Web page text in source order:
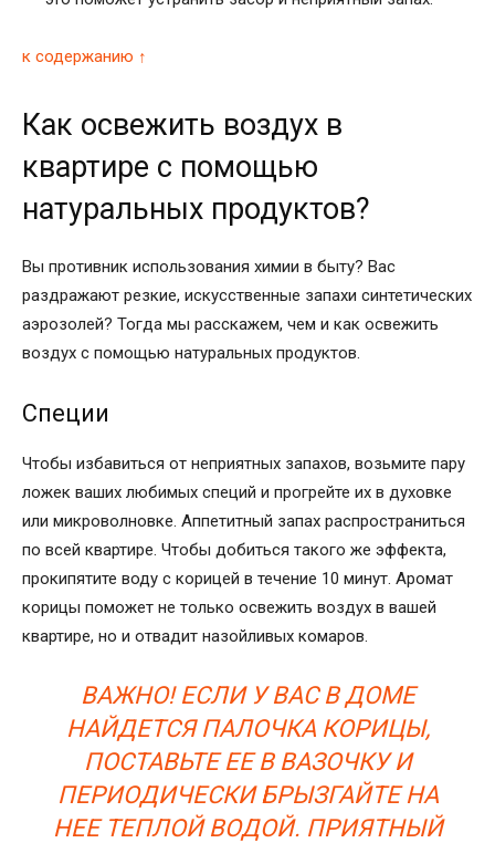
к содержанию ↑
Как освежить воздух в
квартире с помощью
натуральных продуктов?
Вы противник использования химии в быту? Вас
раздражают резкие, искусственные запахи синтетических
аэрозолей? Тогда мы расскажем, чем и как освежить
воздух с помощью натуральных продуктов.
Специи
Чтобы избавиться от неприятных запахов, возьмите пару
ложек ваших любимых специй и прогрейте их в духовке
или микроволновке. Аппетитный запах распространиться
по всей квартире. Чтобы добиться такого же эффекта,
прокипятите воду с корицей в течение 10 минут. Аромат
корицы поможет не только освежить воздух в вашей
квартире, но и отвадит назойливых комаров.
ВАЖНО! ЕСЛИ У ВАС В ДОМЕ
НАЙДЕТСЯ ПАЛОЧКА КОРИЦЫ,
ПОСТАВЬТЕ ЕЕ В ВАЗОЧКУ И
ПЕРИОДИЧЕСКИ БРЫЗГАЙТЕ НА
НЕЕ ТЕПЛОЙ ВОДОЙ. ПРИЯТНЫЙ